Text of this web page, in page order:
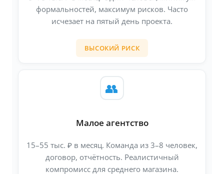
формальностей, максимум рисков. Часто
исчезает на пятый день проекта.
ВЫСОКИЙ РИСК
👥
Малое агентство
15–55 тыс. ₽ в месяц. Команда из 3–8 человек,
договор, отчётность. Реалистичный
компромисс для среднего магазина.